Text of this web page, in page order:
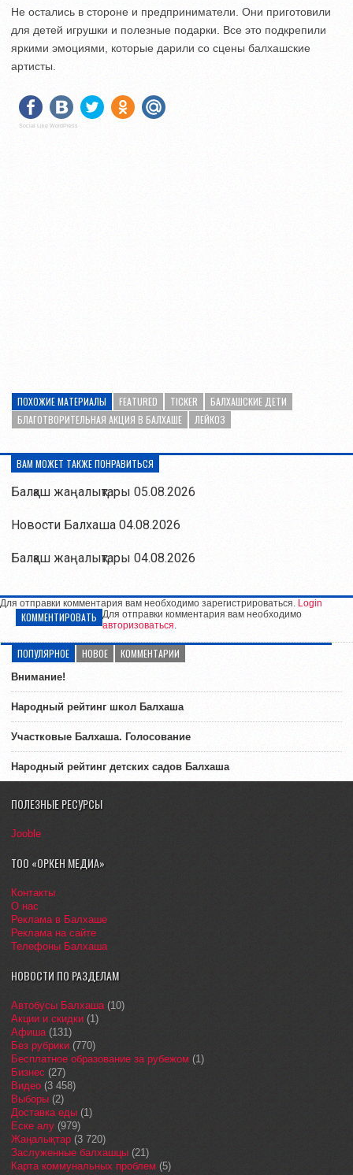
Не остались в стороне и предприниматели. Они приготовили
для детей игрушки и полезные подарки. Все это подкрепили
яркими эмоциями, которые дарили со сцены балхашские
артисты.
Social Like WordPress
ПОХОЖИЕ МАТЕРИАЛЫ FEATURED TICKER
БАЛХАШСКИЕ ДЕТИ
БЛАГОТВОРИТЕЛЬНАЯ АКЦИЯ В БАЛХАШЕ
ЛЕЙКОЗ
ВАМ МОЖЕТ ТАКЖЕ ПОНРАВИТЬСЯ
Балқаш жаңалықтары 05.08.2026
Новости Балхаша 04.08.2026
Балқаш жаңалықтары 04.08.2026
Для отправки комментария вам необходимо зарегистрироваться. Login
КОММЕНТИРОВАТЬ Для отправки комментария вам необходимо
авторизоваться.
ПОПУЛЯРНОЕ НОВОЕ КОММЕНТАРИИ
Внимание!
Народный рейтинг школ Балхаша
Участковые Балхаша. Голосование
Народный рейтинг детских садов Балхаша
ПОЛЕЗНЫЕ РЕСУРСЫ
Jooble
ТОО «ОРКЕН МЕДИА»
Контакты
О нас
Реклама в Балхаше
Реклама на сайте
Телефоны Балхаша
НОВОСТИ ПО РАЗДЕЛАМ
Автобусы Балхаша(10)
Акции и скидки (1)
Афиша(131)
Без рубрики (770)
Бесплатное образование за рубежом (1)
Бизнес (27)
Видео (3 458)
Выборы (2)
Доставка еды (1)
Еске алу (979)
Жаңалықтар (3 720)
Заслуженные балхашцы (21)
Карта коммунальных проблем (5)